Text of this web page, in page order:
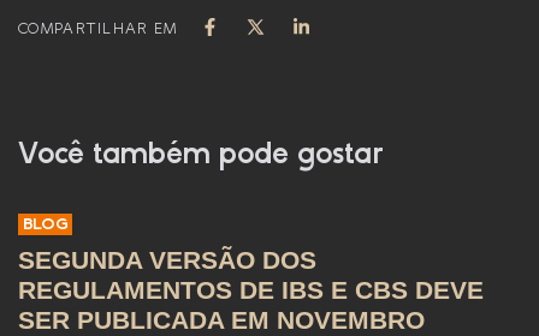
COMPARTILHAR EM
Você também pode gostar
BLOG
SEGUNDA VERSÃO DOS
REGULAMENTOS DE IBS E CBS DEVE
SER PUBLICADA EM NOVEMBRO